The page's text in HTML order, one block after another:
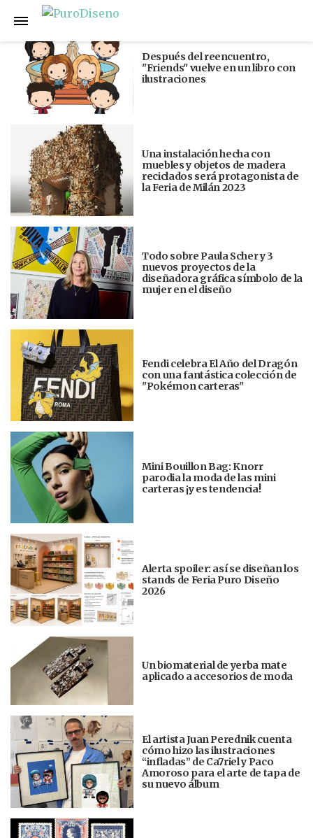
Anterior
Después del reencuentro,
"Friends" vuelve en un libro con
ilustraciones
Una instalación hecha con
muebles y objetos de madera
reciclados será protagonista de
la Feria de Milán 2023
Todo sobre Paula Scher y 3
nuevos proyectos de la
diseñadora gráfica símbolo de la
mujer en el diseño
Fendi celebra El Año del Dragón
con una fantástica colección de
"Pokémon carteras"
Mini Bouillon Bag: Knorr
parodia la moda de las mini
carteras ¡y es tendencia!
Alerta spoiler: así se diseñan los
stands de Feria Puro Diseño
2026
Un biomaterial de yerba mate
aplicado a accesorios de moda
El artista Juan Perednik cuenta
cómo hizo las ilustraciones
“infladas” de Ca7riel y Paco
Amoroso para el arte de tapa de
su nuevo álbum
Siguiente